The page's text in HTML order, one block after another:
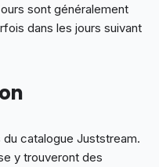
sont généralement
dans les jours suivant
du catalogue Juststream.
y trouveront des